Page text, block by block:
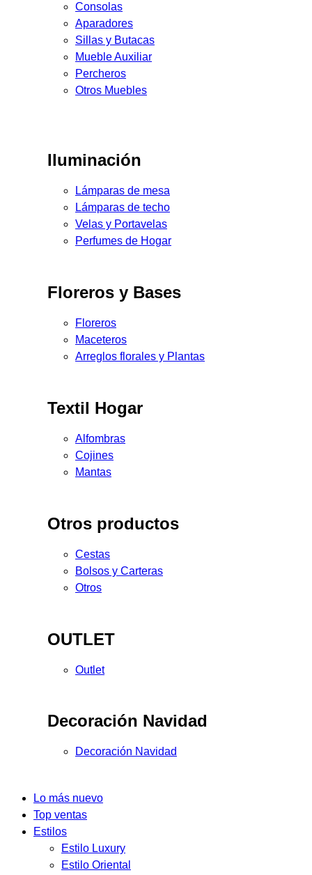
Consolas
Aparadores
Sillas y Butacas
Mueble Auxiliar
Percheros
Otros Muebles
Iluminación
Lámparas de mesa
Lámparas de techo
Velas y Portavelas
Perfumes de Hogar
Floreros y Bases
Floreros
Maceteros
Arreglos florales y Plantas
Textil Hogar
Alfombras
Cojines
Mantas
Otros productos
Cestas
Bolsos y Carteras
Otros
OUTLET
Outlet
Decoración Navidad
Decoración Navidad
Lo más nuevo
Top ventas
Estilos
Estilo Luxury
Estilo Oriental